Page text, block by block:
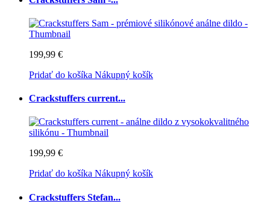
199,99 €
Pridať do košíka Nákupný košík
Crackstuffers current...
199,99 €
Pridať do košíka Nákupný košík
Crackstuffers Stefan...